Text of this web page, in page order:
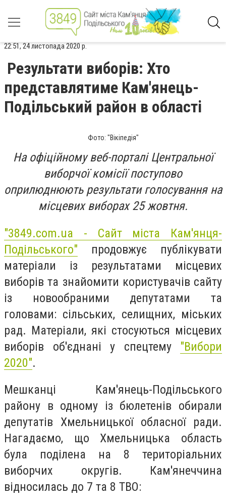
22:51, 24 листопада 2020 р.
Результати виборів: Хто
представлятиме Кам'янець-
Подільський район в області
Фото: "Вікіпедія"
На офіційному веб-порталі Центральної
виборчої комісії поступово
оприлюднюють результати голосування на
місцевих виборах 25 жовтня.
"3849.com.ua - Сайт міста Кам'янця-
Подільського" продовжує публікувати
матеріали із результатами місцевих
виборів та знайомити користувачів сайту
із новообраними депутатами та
головами: сільських, селищних, міських
рад. Матеріали, які стосуються місцевих
виборів об'єднані у спецтему "Вибори
2020".
Мешканці Кам'янець-Подільського
району в одному із бюлетенів обирали
депутатів Хмельницької обласної ради.
Нагадаємо, що Хмельницька область
була поділена на 8 територіальних
виборчих округів. Кам'янеччина
відносилась до 7 та 8 ТВО: